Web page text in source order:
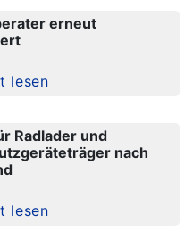
erneut
lesen
Radlader und
nach
lesen